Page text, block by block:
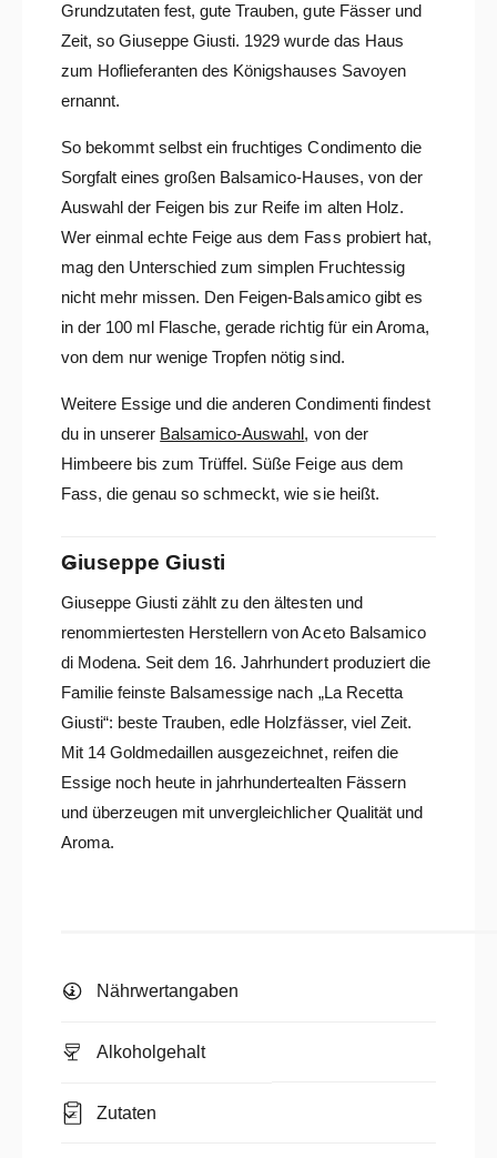
Grundzutaten fest, gute Trauben, gute Fässer und
Zeit, so Giuseppe Giusti. 1929 wurde das Haus
zum Hoflieferanten des Königshauses Savoyen
ernannt.
So bekommt selbst ein fruchtiges Condimento die
Sorgfalt eines großen Balsamico-Hauses, von der
Auswahl der Feigen bis zur Reife im alten Holz.
Wer einmal echte Feige aus dem Fass probiert hat,
mag den Unterschied zum simplen Fruchtessig
nicht mehr missen. Den Feigen-Balsamico gibt es
in der 100 ml Flasche, gerade richtig für ein Aroma,
von dem nur wenige Tropfen nötig sind.
Weitere Essige und die anderen Condimenti findest
du in unserer Balsamico-Auswahl, von der
Himbeere bis zum Trüffel. Süße Feige aus dem
Fass, die genau so schmeckt, wie sie heißt.
Giuseppe Giusti
Giuseppe Giusti zählt zu den ältesten und
renommiertesten Herstellern von Aceto Balsamico
di Modena. Seit dem 16. Jahrhundert produziert die
Familie feinste Balsamessige nach „La Recetta
Giusti“: beste Trauben, edle Holzfässer, viel Zeit.
Mit 14 Goldmedaillen ausgezeichnet, reifen die
Essige noch heute in jahrhundertealten Fässern
und überzeugen mit unvergleichlicher Qualität und
Aroma.
Nährwertangaben
Alkoholgehalt
Zutaten